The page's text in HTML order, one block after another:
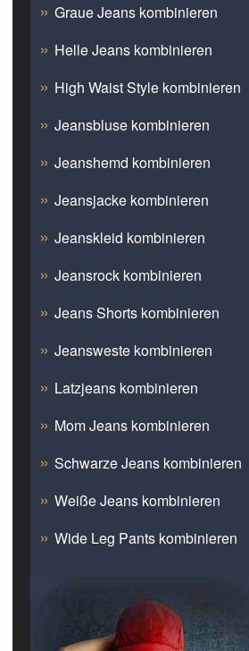
Graue Jeans kombinieren
Helle Jeans kombinieren
High Waist Style kombinieren
Jeansbluse kombinieren
Jeanshemd kombinieren
Jeansjacke kombinieren
Jeanskleid kombinieren
Jeansrock kombinieren
Jeans Shorts kombinieren
Jeansweste kombinieren
Latzjeans kombinieren
Mom Jeans kombinieren
Schwarze Jeans kombinieren
Weiße Jeans kombinieren
Wide Leg Pants kombinieren